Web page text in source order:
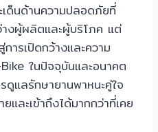
เด็นด้านความปลอดภัยที่
งผู้ผลิตและผู้บริโภค แต่
ารเปิดกว้างและความ
ในปัจจุบันและอนาคต
ดูแลรักษายานพาหนะคู่ใจ
และเข้าถึงได้มากกว่าที่เคย